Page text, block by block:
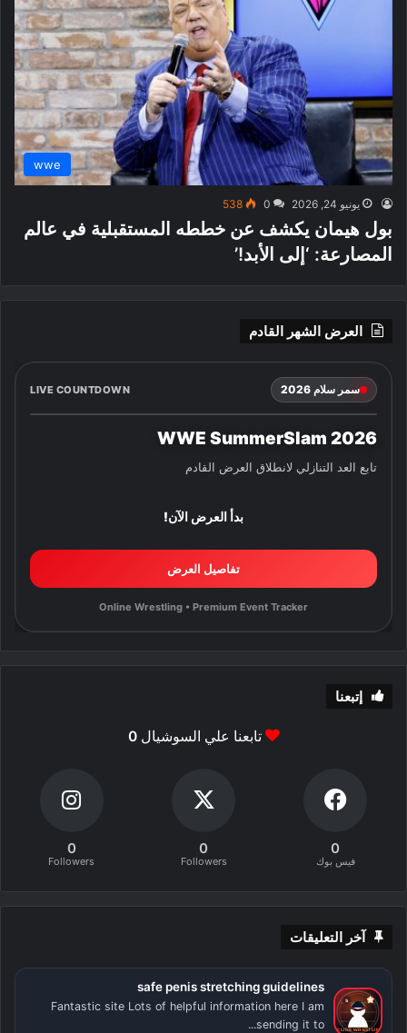
wwe
يونيو 24, 2026 0
538
بول هيمان يكشف عن خططه المستقبلية في عالم
المصارعة: ‘إلى الأبد!’
العرض الشهر القادم
سمر سلام 2026 LIVE COUNTDOWN
WWE SummerSlam 2026
تابع العد التنازلي لانطلاق العرض القادم
بدأ العرض الآن!
تفاصيل العرض
Online Wrestling • Premium Event Tracker
إتبعنا
تابعنا علي السوشيال0
0
فيس بوك
0
Followers
0
Followers
آخر التعليقات
safe penis stretching guidelines
Fantastic site Lots of helpful information here I am
sending it to...